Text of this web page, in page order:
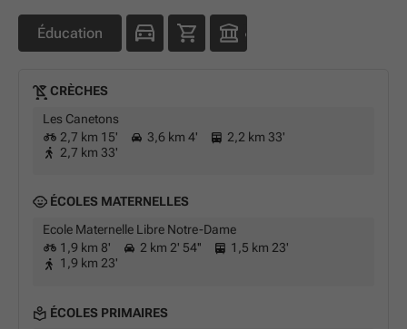
Éducation
CRÈCHES
Les Canetons
2,7 km 15'
3,6 km 4'
2,2 km 33'
2,7 km 33'
ÉCOLES MATERNELLES
Ecole Maternelle Libre Notre-Dame
1,9 km 8'
2 km 2' 54''
1,5 km 23'
1,9 km 23'
ÉCOLES PRIMAIRES